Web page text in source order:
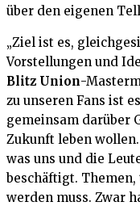
über den eigenen
„Ziel ist es,
Vorstellungen und
Blitz Union-
zu unseren Fans ist
gemeinsam darüber
Zukunft leben
was uns und die
beschäftigt.
werden muss. Zwar